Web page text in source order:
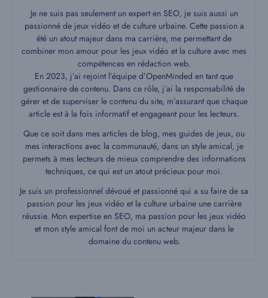
Je ne suis pas seulement un expert en SEO, je suis aussi un
passionné de jeux vidéo et de culture urbaine. Cette passion a
été un atout majeur dans ma carrière, me permettant de
combiner mon amour pour les jeux vidéo et la culture avec mes
compétences en rédaction web.
En 2023, j’ai rejoint l’équipe d’OpenMinded en tant que
gestionnaire de contenu. Dans ce rôle, j’ai la responsabilité de
gérer et de superviser le contenu du site, m’assurant que chaque
article est à la fois informatif et engageant pour les lecteurs.
Que ce soit dans mes articles de blog, mes guides de jeux, ou
mes interactions avec la communauté, dans un style amical, je
permets à mes lecteurs de mieux comprendre des informations
techniques, ce qui est un atout précieux pour moi.
Je suis un professionnel dévoué et passionné qui a su faire de sa
passion pour les jeux vidéo et la culture urbaine une carrière
réussie. Mon expertise en SEO, ma passion pour les jeux vidéo
et mon style amical font de moi un acteur majeur dans le
domaine du contenu web.